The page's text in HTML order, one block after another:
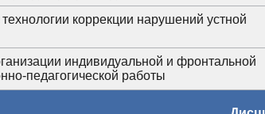
коррекции нарушений устной
индивидуальной и фронтальной
педагогической работы